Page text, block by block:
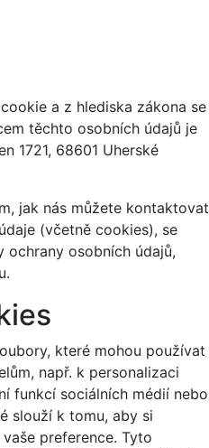
a z hlediska zákona se
těchto osobních údajů je
1721, 68601 Uherské
jak nás můžete kontaktovat
(včetně cookies), se
osobních údajů,
které mohou používat
např. k personalizaci
funkcí sociálních médií nebo
slouží k tomu, aby si
preference. Tyto